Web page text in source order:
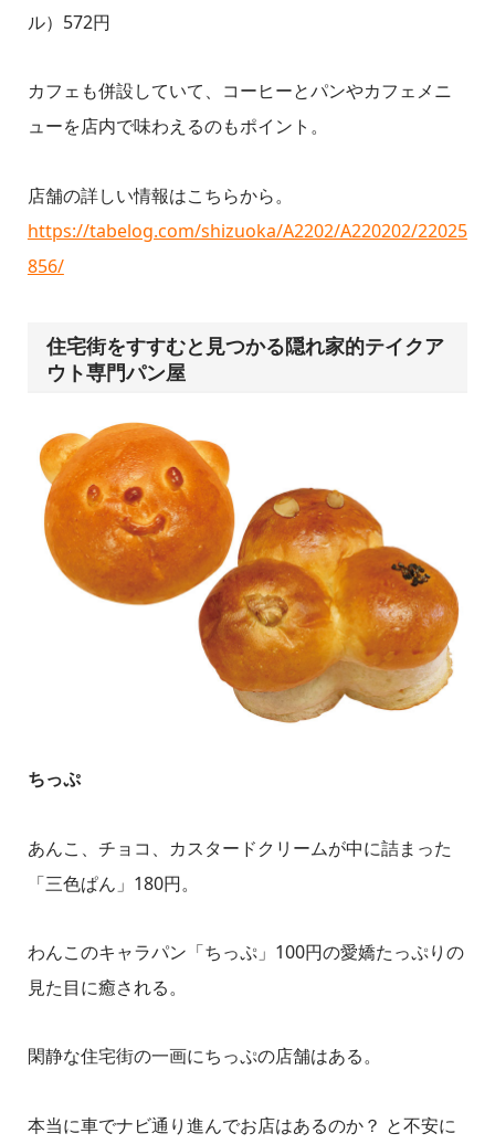
ル）572円
カフェも併設していて、コーヒーとパンやカフェメニ
ューを店内で味わえるのもポイント。
店舗の詳しい情報はこちらから。
https://tabelog.com/shizuoka/A2202/A220202/22025
856/
住宅街をすすむと見つかる隠れ家的テイクア
ウト専門パン屋
ちっぷ
あんこ、チョコ、カスタードクリームが中に詰まった
「三色ぱん」180円。
わんこのキャラパン「ちっぷ」100円の愛嬌たっぷりの
見た目に癒される。
閑静な住宅街の一画にちっぷの店舗はある。
本当に車でナビ通り進んでお店はあるのか？ と不安に